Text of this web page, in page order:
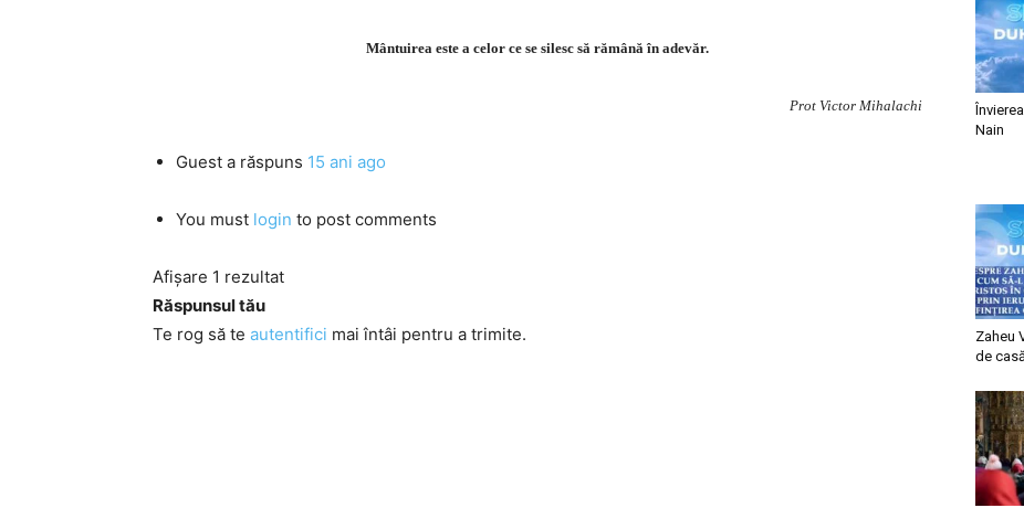
Mântuirea este a celor ce se silesc să rămână în adevăr.
Prot Victor Mihalachi
Guest a răspuns 15 ani ago
You must login to post comments
Afișare 1 rezultat
Răspunsul tău
Te rog să te autentifici mai întâi pentru a trimite.
Nain
Zaheu
de